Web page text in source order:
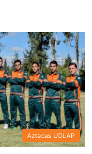
Aztecas UDLAP